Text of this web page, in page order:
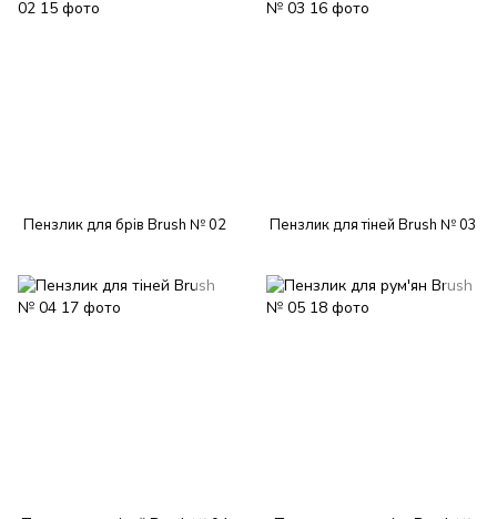
Пензлик для брів Brush № 02 Пензлик для тіней Brush № 03